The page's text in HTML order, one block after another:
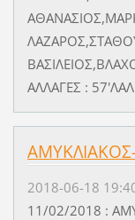
ΑΛΛΑΓΕΣ :
2018-06-18
11/02/2018 :